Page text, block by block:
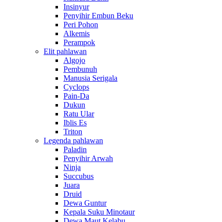
Insinyur
Penyihir Embun Beku
Peri Pohon
Alkemis
Perampok
Elit pahlawan
Algojo
Pembunuh
Manusia Serigala
Cyclops
Pain-Da
Dukun
Ratu Ular
Iblis Es
Triton
Legenda pahlawan
Paladin
Penyihir Arwah
Ninja
Succubus
Juara
Druid
Dewa Guntur
Kepala Suku Minotaur